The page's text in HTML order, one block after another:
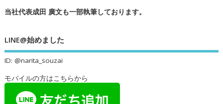
当社代表成田 廣文も一部執筆しております。
LINE@始めました
ID: @narita_souzai
モバイルの方はこちらから